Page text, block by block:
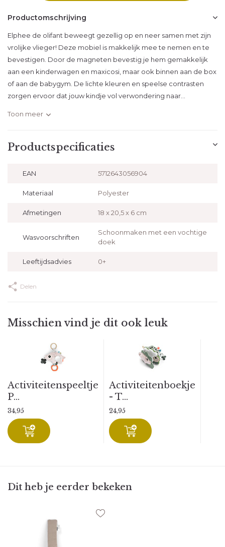
Productomschrijving
Elphee de olifant beweegt gezellig op en neer samen met zijn
vrolijke vlieger! Deze mobiel is makkelijk mee te nemen en te
bevestigen. Door de magneten bevestig je hem gemakkelijk
aan een kinderwagen en maxicosi, maar ook binnen aan de box
of aan de babygym. De lichte kleuren en speelse contrasten
zorgen ervoor dat jouw kindje vol verwondering naar...
Toon meer
Productspecificaties
EAN 5712643056904
Materiaal Polyester
Afmetingen 18 x 20,5 x 6 cm
Wasvoorschriften
Schoonmaken met een vochtige
doek
Leeftijdsadvies 0+
Delen
Misschien vind je dit ook leuk
Activiteitenspeeltje
P...
34,95
Activiteitenboekje
- T...
24,95
Dit heb je eerder bekeken